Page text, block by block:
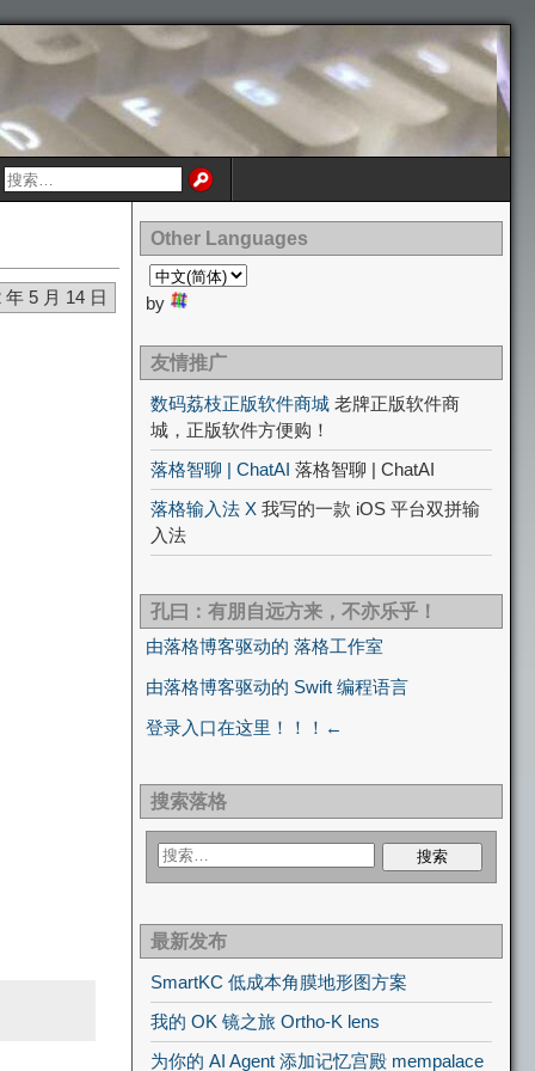
年 5 月 14 日
Other Languages
by
友情推广
数码荔枝正版软件商城 老牌正版软件商
城，正版软件方便购！
落格智聊 | ChatAI 落格智聊 | ChatAI
落格输入法 X 我写的一款 iOS 平台双拼输
入法
孔曰：有朋自远方来，不亦乐乎！
由落格博客驱动的 落格工作室
由落格博客驱动的 Swift 编程语言
登录入口在这里！！！←
搜索落格
最新发布
SmartKC 低成本角膜地形图方案
我的 OK 镜之旅 Ortho-K lens
为你的 AI Agent 添加记忆宫殿 mempalace